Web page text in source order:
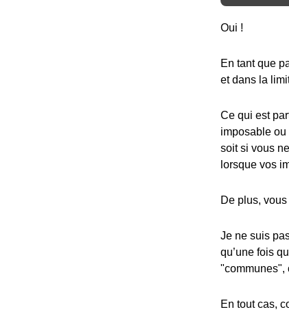
Oui !
En tant que
et dans la
Ce qui est
imposable
soit si vous
lorsque vos
De plus,
Je ne suis
qu’une fois
"communes",
En tout cas,